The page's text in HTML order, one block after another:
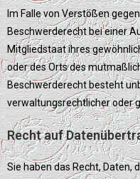
Im Falle von Verstößen
Beschwerderecht bei einer
Mitgliedstaat ihres
oder des Orts des
Beschwerderecht besteht
verwaltungsrechtlicher oder
Recht auf
Sie haben das Recht, Daten,